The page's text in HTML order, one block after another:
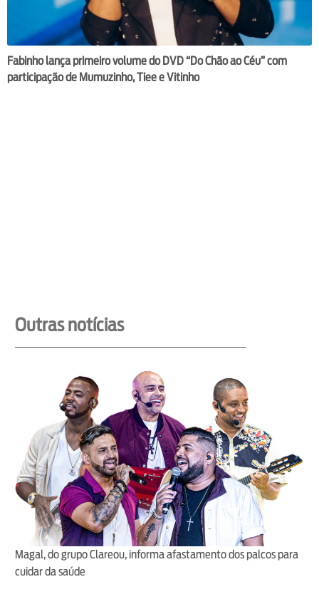
Fabinho lança primeiro volume do DVD “Do Chão ao Céu” com
participação de Mumuzinho, Tiee e Vitinho
Outras notícias
Magal, do grupo Clareou, informa afastamento dos palcos para
cuidar da saúde